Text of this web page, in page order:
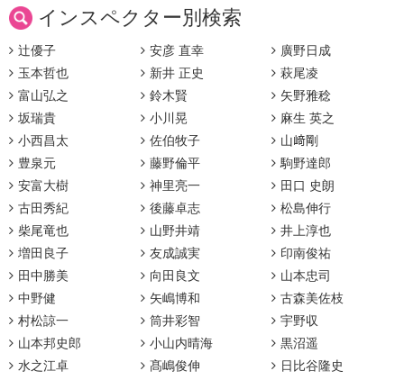
インスペクター別検索
辻優子 安彦 直幸
廣野日成
玉本哲也
新井 正史
萩尾凌
富山弘之
鈴木賢
矢野雅稔
坂瑞貴
小川晃
麻生 英之
小西昌太
佐伯牧子
山﨑剛
豊泉元
藤野倫平
駒野達郎
安富大樹
神里亮一
田口 史朗
古田秀紀
後藤卓志
松島伸行
柴尾竜也
山野井靖
井上淳也
増田良子
友成誠実
印南俊祐
田中勝美
向田良文
山本忠司
中野健
矢嶋博和
古森美佐枝
村松諒一
筒井彩智
宇野収
山本邦史郎
小山内晴海
黒沼遥
水之江卓
髙嶋俊伸
日比谷隆史